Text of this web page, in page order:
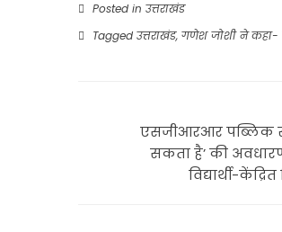
Posted in उत्तराखंड
Tagged उत्तराखंड, गणेश जोशी ने कहा-
एसजीआरआर पब्लिक
सकता है’ की
विद्यार्थी-